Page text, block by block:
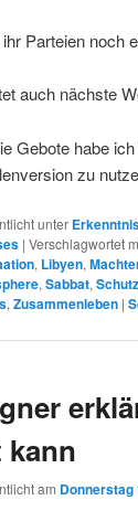
Parteien noch
auch nächste
Gebote habe
zu
unter
| Verschlagwortet
, Libyen,
, Sabbat,
, Zusammenleben |
kann
am Donnerstag